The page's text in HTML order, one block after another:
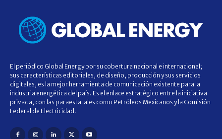
El periódico Global Energy por su cobertura nacional e internacional;
sus características editoriales, de diseño, producción y sus servicios
digitales, es la mejor herramienta de comunicación existente para la
industria energética del país. Es el enlace estratégico entre la iniciativa
privada, con las paraestatales como Petróleos Mexicanos y la Comisión
Federal de Electricidad.